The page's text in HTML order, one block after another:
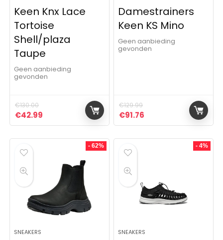
Keen Knx Lace
Tortoise
Shell/plaza
Taupe
Geen aanbieding
gevonden
€130.00
Oorspronkelijke prijs was: €130.00.
€42.99 Huidige prijs is: €42.99.
Damestrainers
Keen KS Mino
Geen aanbieding
gevonden
€129.99
Oorspronkelijke prijs was:
€91.76 Huidige prijs is:
- 62%
SNEAKERS
- 4%
SNEAKERS